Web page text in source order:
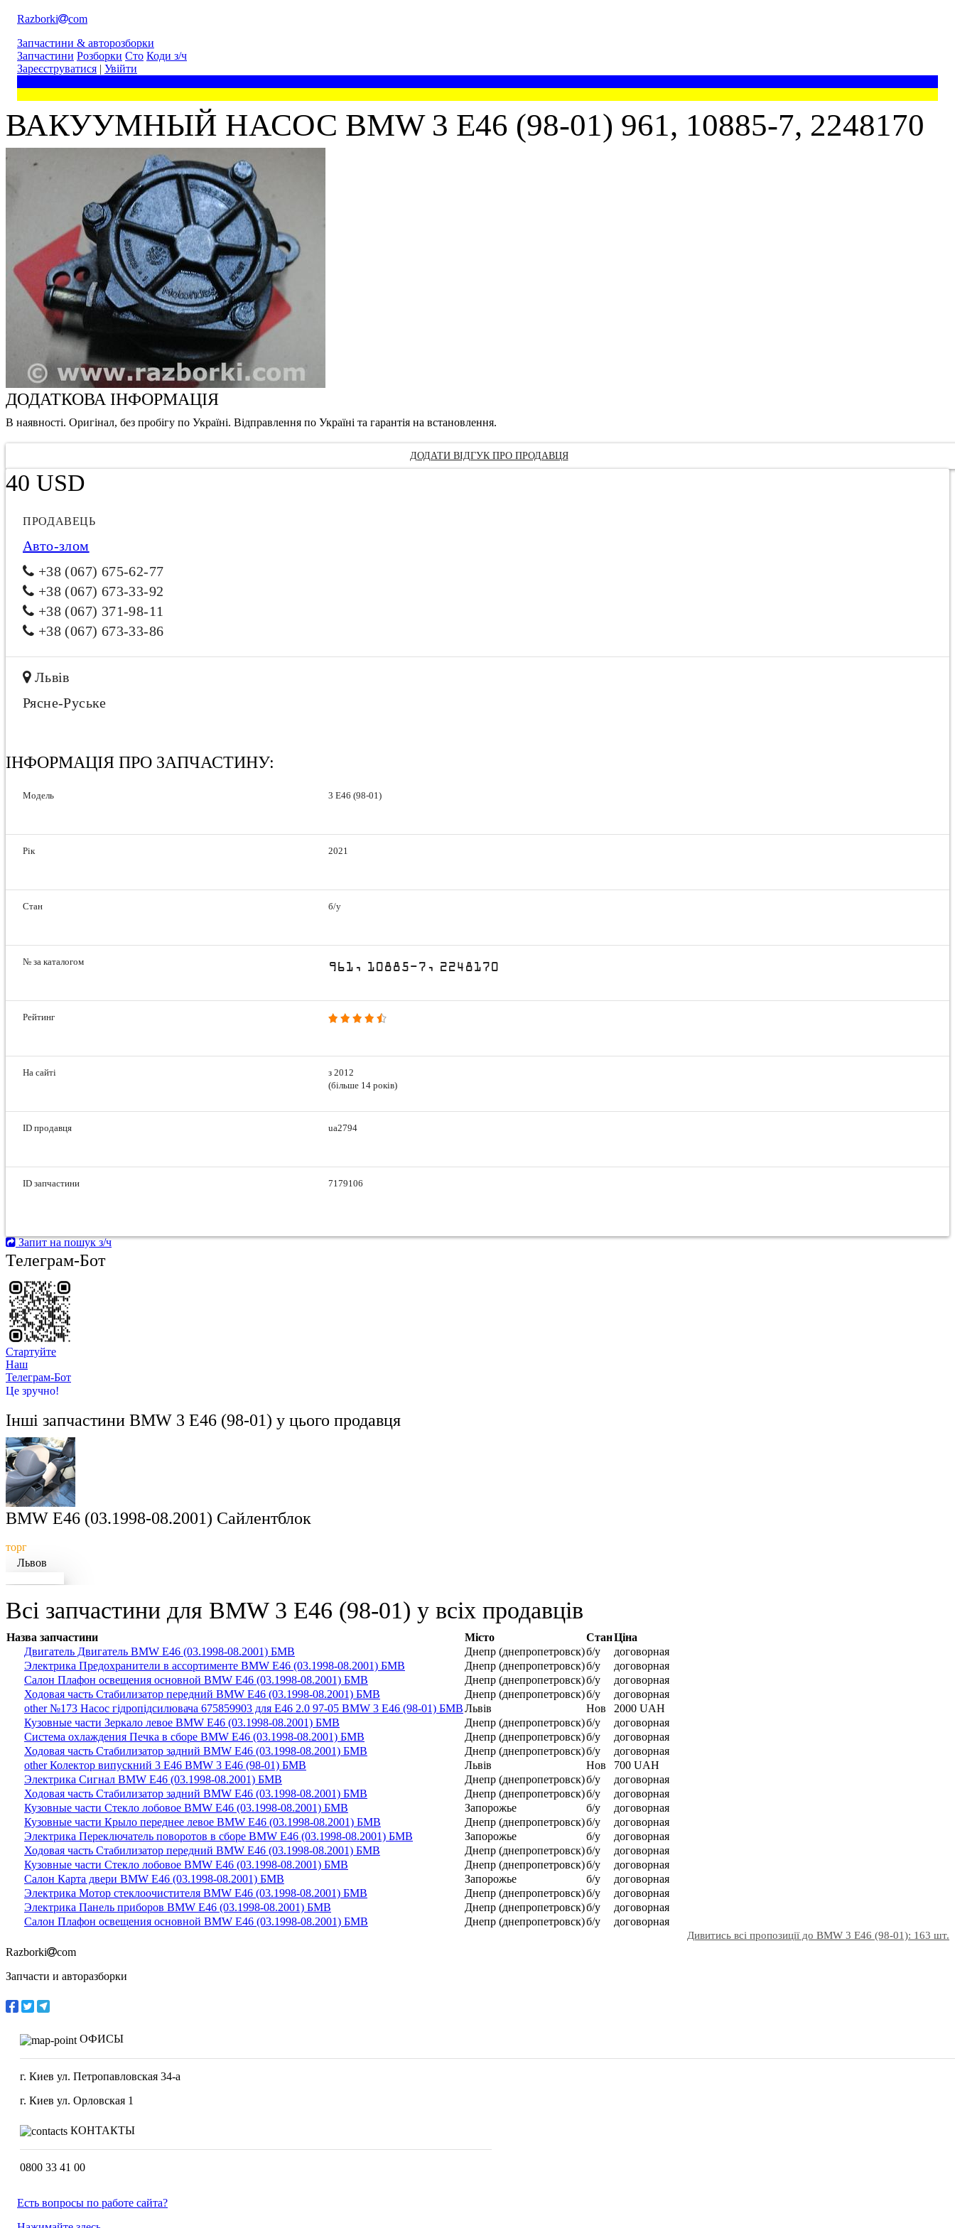
Razborki
com
Запчастини & авторозборки
Запчастини Розборки Сто Коди з/ч
Зареєструватися | Увійти
ВАКУУМНЫЙ НАСОС BMW 3 E46 (98-01) 961, 10885-7, 2248170
ДОДАТКОВА ІНФОРМАЦІЯ
В наявності. Оригінал, без пробігу по Україні. Відправлення по Україні та гарантія на встановлення.
ДОДАТИ ВІДГУК ПРО ПРОДАВЦЯ
40 USD
ПРОДАВЕЦЬ
Авто-злом
+38 (067) 675-62-77
+38 (067) 673-33-92
+38 (067) 371-98-11
+38 (067) 673-33-86
Львів
Рясне-Руське
ІНФОРМАЦІЯ ПРО ЗАПЧАСТИНУ:
Модель 3 E46 (98-01)
Рік 2021
Стан б/у
№ за каталогом 961, 10885-7, 2248170
Рейтинг
На сайті
з 2012
(більше 14 років)
ID продавця ua2794
ID запчастини 7179106
Запит на пошук з/ч
Телеграм-Бот
Стартуйте
Hаш
Телеграм-Бот
Це зручно!
Інші запчастини BMW 3 E46 (98-01) у цього продавця
BMW E46 (03.1998-08.2001) Сайлентблок
торг
Львов
Всі запчастини для BMW 3 E46 (98-01) у всіх продавців
Назва запчастини Місто СтанЦіна
Двигатель Двигатель BMW E46 (03.1998-08.2001) БМВ
Днепр (днепропетровск)б/у
договорная
Электрика Предохранители в ассортименте BMW E46 (03.1998-08.2001) БМВ
Днепр (днепропетровск)б/у
договорная
Салон Плафон освещения основной BMW E46 (03.1998-08.2001) БМВ
Днепр (днепропетровск)б/у
договорная
Ходовая часть Стабилизатор передний BMW E46 (03.1998-08.2001) БМВ
Днепр (днепропетровск)б/у
договорная
other №173 Насос гідропідсилювача 675859903 для E46 2.0 97-05 BMW 3 E46 (98-01) БМВЛьвів Нов
2000 UAH
Кузовные части Зеркало левое BMW E46 (03.1998-08.2001) БМВ
Днепр (днепропетровск)б/у
договорная
Система охлаждения Печка в сборе BMW E46 (03.1998-08.2001) БМВ
Днепр (днепропетровск)б/у
договорная
Ходовая часть Стабилизатор задний BMW E46 (03.1998-08.2001) БМВ
Днепр (днепропетровск)б/у
договорная
other Колектор випускний 3 E46 BMW 3 E46 (98-01) БМВ
Львів Нов
700 UAH
Электрика Сигнал BMW E46 (03.1998-08.2001) БМВ
Днепр (днепропетровск)б/у
договорная
Ходовая часть Стабилизатор задний BMW E46 (03.1998-08.2001) БМВ
Днепр (днепропетровск)б/у
договорная
Кузовные части Стекло лобовое BMW E46 (03.1998-08.2001) БМВ
Запорожье б/у
договорная
Кузовные части Крыло переднее левое BMW E46 (03.1998-08.2001) БМВ
Днепр (днепропетровск)б/у
договорная
Электрика Переключатель поворотов в сборе BMW E46 (03.1998-08.2001) БМВ
Запорожье б/у
договорная
Ходовая часть Стабилизатор передний BMW E46 (03.1998-08.2001) БМВ
Днепр (днепропетровск)б/у
договорная
Кузовные части Стекло лобовое BMW E46 (03.1998-08.2001) БМВ
Днепр (днепропетровск)б/у
договорная
Салон Карта двери BMW E46 (03.1998-08.2001) БМВ
Запорожье б/у
договорная
Электрика Мотор стеклоочистителя BMW E46 (03.1998-08.2001) БМВ
Днепр (днепропетровск)б/у
договорная
Электрика Панель приборов BMW E46 (03.1998-08.2001) БМВ
Днепр (днепропетровск)б/у
договорная
Салон Плафон освещения основной BMW E46 (03.1998-08.2001) БМВ
Днепр (днепропетровск)б/у договорная
Дивитись всі пропозиції до BMW 3 E46 (98-01): 163 шт.
Razborki
com
Запчасти и авторазборки
ОФИСЫ
г. Киев ул. Петропавловская 34-а
г. Киев ул. Орловская 1
КОНТАКТЫ
0800 33 41 00
Есть вопросы по работе сайта?